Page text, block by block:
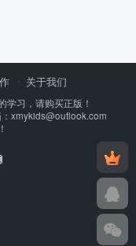
关于我们
学习，请购买正版！
xmykids@outlook.com